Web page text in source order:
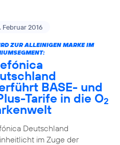
Februar 2016
ZUR ALLEINIGEN MARKE IM
BASE- und
Tarife in die O2
Deutschland
im Zuge der